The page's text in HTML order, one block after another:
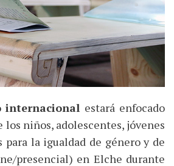
internacional estará enfocado
los niños, adolescentes, jóvenes
para la igualdad de género y de
presencial) en Elche durante